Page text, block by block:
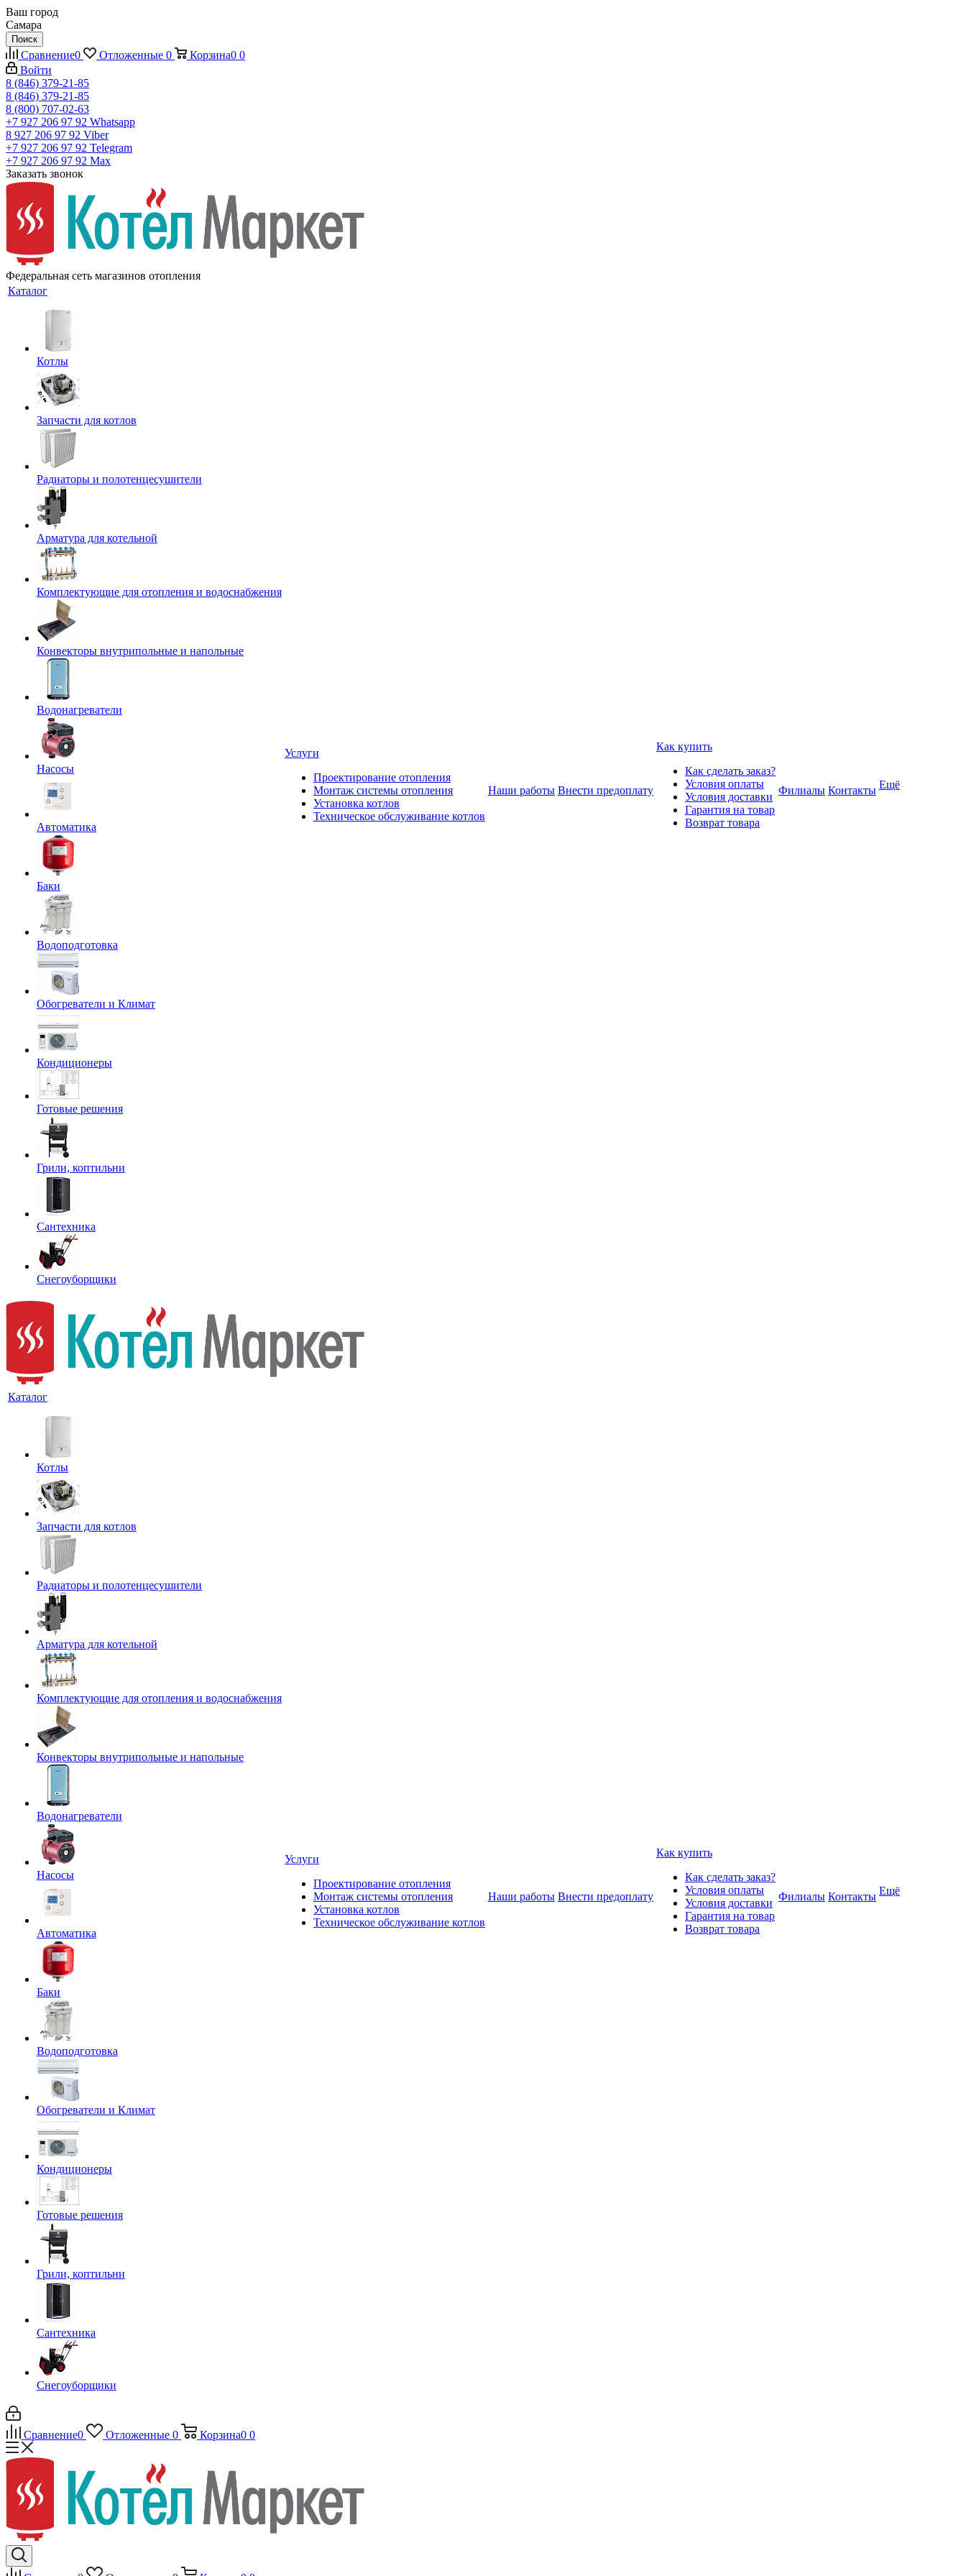
Ваш город
Самара
Поиск
Сравнение0 Отложенные 0 Корзина0 0
Войти
8 (846) 379-21-85
8 (846) 379-21-85
8 (800) 707-02-63
+7 927 206 97 92 Whatsapp
8 927 206 97 92 Viber
+7 927 206 97 92 Telegram
+7 927 206 97 92 Max
Заказать звонок
Федеральная сеть магазинов отопления
Каталог
Котлы
Запчасти для котлов
Радиаторы и полотенцесушители
Арматура для котельной
Комплектующие для отопления и водоснабжения
Конвекторы внутрипольные и напольные
Водонагреватели
Насосы
Автоматика
Баки
Водоподготовка
Обогреватели и Климат
Кондиционеры
Готовые решения
Грили, коптильни
Сантехника
Снегоуборщики
Услуги
Проектирование отопления
Монтаж системы отопления
Установка котлов
Техническое обслуживание котлов
Наши работы Внести предоплату
Как купить
Как сделать заказ?
Условия оплаты
Условия доставки
Гарантия на товар
Возврат товара
Филиалы Контакты Ещё
Каталог
Котлы
Запчасти для котлов
Радиаторы и полотенцесушители
Арматура для котельной
Комплектующие для отопления и водоснабжения
Конвекторы внутрипольные и напольные
Водонагреватели
Насосы
Автоматика
Баки
Водоподготовка
Обогреватели и Климат
Кондиционеры
Готовые решения
Грили, коптильни
Сантехника
Снегоуборщики
Услуги
Проектирование отопления
Монтаж системы отопления
Установка котлов
Техническое обслуживание котлов
Наши работы Внести предоплату
Как купить
Как сделать заказ?
Условия оплаты
Условия доставки
Гарантия на товар
Возврат товара
Филиалы Контакты Ещё
Сравнение0 Отложенные 0 Корзина0 0